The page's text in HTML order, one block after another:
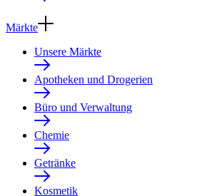
Märkte
Unsere Märkte
Apotheken und Drogerien
Büro und Verwaltung
Chemie
Getränke
Kosmetik